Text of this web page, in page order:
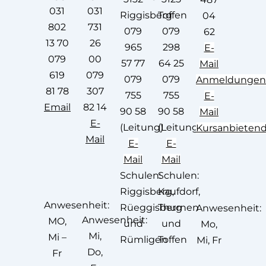
031
802
13 70
079
619
81 78
Email
Anwesenheit:
MO,
Mi –
Fr
031
731
26
00
079
307
82 14
E-
Mail
Anwesenheit:
Mi,
Do,
Riggisberg
079
965
57 77
079
755
90 58
(Leitung)
E-
Mail
Schulen:
Riggisberg,
Rüeggisberg
und
Rümligen
Toffen
079
298
64 25
079
755
90 58
(Leitung)
E-
Mail
Schulen:
Kaufdorf,
Thurnen
und
Toffen
04
62
E-
Mail
Anmeldungen
E-
Mail
Anwesenheit:
Mo,
Mi, Fr